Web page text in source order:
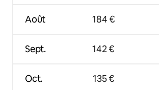
Août
Sept.
Oct.
184 €
142 €
135 €